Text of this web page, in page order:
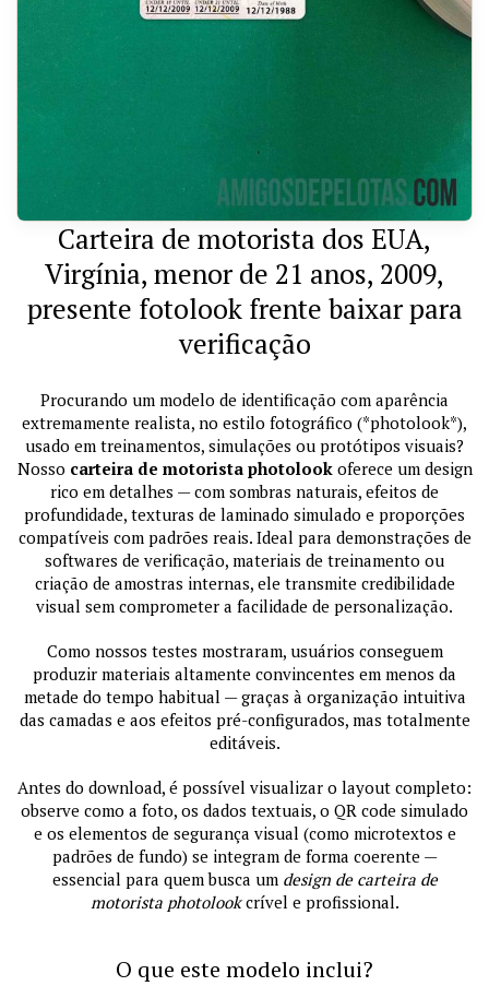
Carteira de motorista dos EUA,
Virgínia, menor de 21 anos, 2009,
presente fotolook frente baixar para
verificação
Procurando um modelo de identificação com aparência
extremamente realista, no estilo fotográfico (*photolook*),
usado em treinamentos, simulações ou protótipos visuais?
Nosso carteira de motorista photolookoferece um design
rico em detalhes — com sombras naturais, efeitos de
profundidade, texturas de laminado simulado e proporções
compatíveis com padrões reais. Ideal para demonstrações de
softwares de verificação, materiais de treinamento ou
criação de amostras internas, ele transmite credibilidade
visual sem comprometer a facilidade de personalização.
Como nossos testes mostraram, usuários conseguem
produzir materiais altamente convincentes em menos da
metade do tempo habitual — graças à organização intuitiva
das camadas e aos efeitos pré-configurados, mas totalmente
editáveis.
Antes do download, é possível visualizar o layout completo:
observe como a foto, os dados textuais, o QR code simulado
e os elementos de segurança visual (como microtextos e
padrões de fundo) se integram de forma coerente —
essencial para quem busca um design de carteira de
motorista photolookcrível e profissional.
O que este modelo inclui?